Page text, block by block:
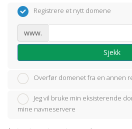
Registrere et nytt domene
www.
Sjekk
Overfør domenet fra en annen
Jeg vil bruke min eksisterende
mine navneservere